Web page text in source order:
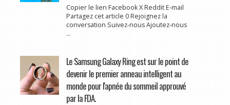
Copier le lien Facebook X Reddit E-mail
Partagez cet article 0 Rejoignez la
conversation Suivez-nous Ajoutez-nous
...
Le Samsung Galaxy Ring est sur le point de
devenir le premier anneau intelligent au
monde pour l'apnée du sommeil approuvé
par la FDA.